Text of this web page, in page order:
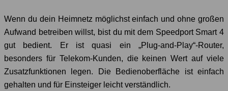
Wenn du dein Heimnetz möglichst einfach und ohne großen
Aufwand betreiben willst, bist du mit dem Speedport Smart 4
gut bedient. Er ist quasi ein „Plug-and-Play“-Router,
besonders für Telekom-Kunden, die keinen Wert auf viele
Zusatzfunktionen legen. Die Bedienoberfläche ist einfach
gehalten und für Einsteiger leicht verständlich.